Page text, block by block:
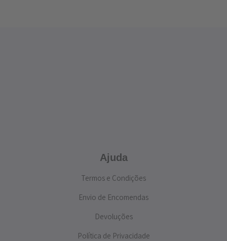
Ajuda
Termos e Condições
Envio de Encomendas
Devoluções
Política de Privacidade